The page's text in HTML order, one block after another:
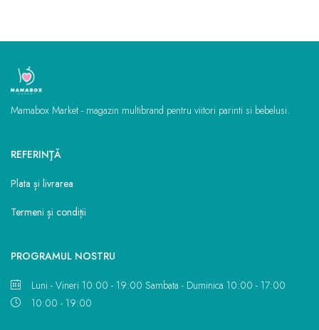
Mamabox Market - magazin multibrand pentru viitori parinti si bebelusi.
REFERINŢĂ
Plata și livrarea
Termeni și condiții
PROGRAMUL NOSTRU
Luni - Vineri 10:00 - 19:00 Sambata - Duminica 10:00 - 17:00
10:00 - 19:00